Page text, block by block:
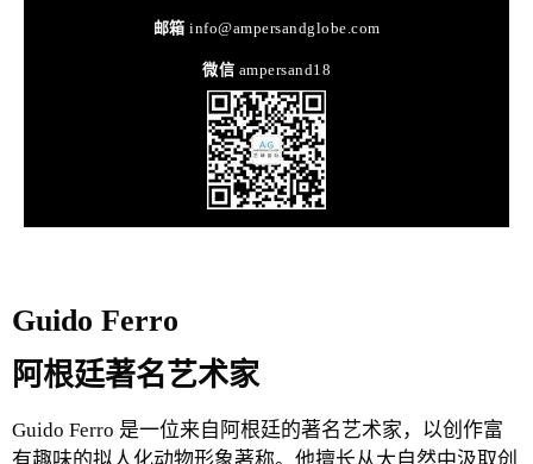
邮箱 info@ampersandglobe.com
微信 ampersand18
Guido Ferro
阿根廷著名艺术家
Guido Ferro 是一位来自阿根廷的著名艺术家，以创作富